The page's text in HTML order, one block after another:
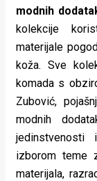
modnih
kolekcije
materijale
koža. Sve
komada s
Zubović,
modnih
jedinstvenosti
izborom teme
materijala,